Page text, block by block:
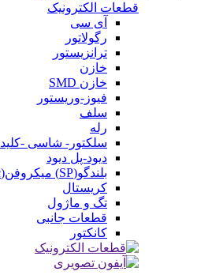
قطعات الکترونیک
آی سی
رگولاتور
ترانزیستور
خازن
خازن SMD
فیوز-وریستور
سلف
رله
سلکتور- شاسی -کلید
دیود-پل دیود
بلندگو(SP) میکروفن(mic)
کریستال
تگ و ماژول
قطعات جانبی
کانکتور